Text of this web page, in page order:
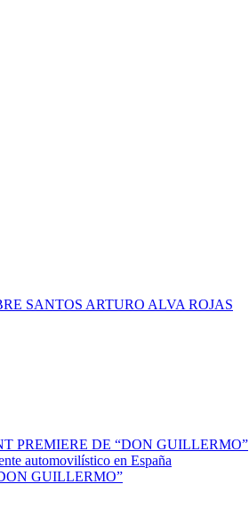
SANTOS ARTURO ALVA ROJAS
PREMIERE DE “DON GUILLERMO”
automovilístico en España
GUILLERMO”